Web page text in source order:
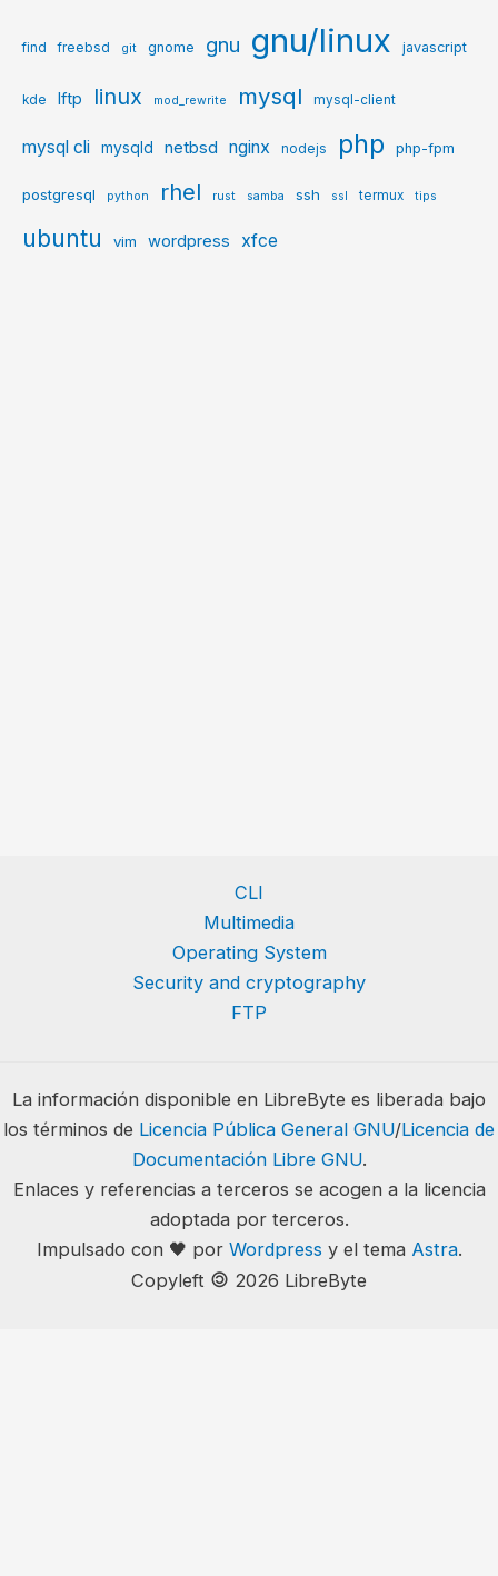
find freebsd git gnome gnu gnu/linux javascript
kde lftp linux mod_rewrite mysql mysql-client
mysql cli mysqld netbsd nginx nodejs php php-fpm
postgresql python rhel rust samba ssh ssl termux tips
ubuntu vim wordpress xfce
CLI
Multimedia
Operating System
Security and cryptography
FTP
La información disponible en LibreByte es liberada bajo
los términos de Licencia Pública General GNU/Licencia de
Documentación Libre GNU.
Enlaces y referencias a terceros se acogen a la licencia
adoptada por terceros.
Impulsado con 🖤 por Wordpress y el tema Astra.
Copyleft 🄯 2026 LibreByte